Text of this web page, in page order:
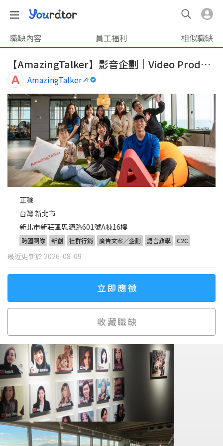
職缺內容 員工福利 相似職缺
【AmazingTalker】影音企劃｜Video Producer
AmazingTalker
正職
台灣 新北市
新北市新莊區思源路601號A棟16樓
跨國團隊 新創 社群行銷 廣告文案／企劃 語言教學 C2C
最近更新於 2026-08-09
立即應徵
收藏職缺